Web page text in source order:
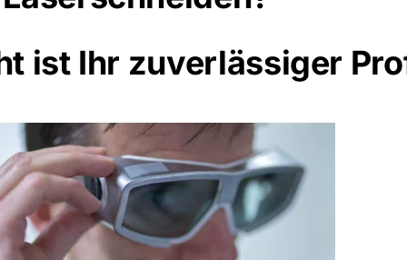
ist Ihr zuverlässiger